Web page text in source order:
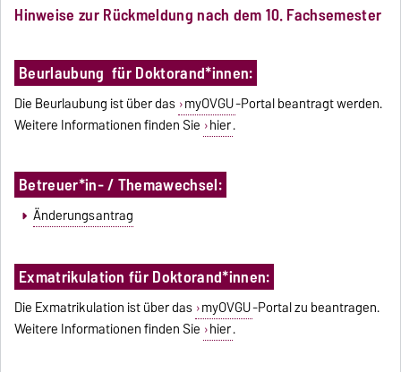
Hinweise zur Rückmeldung nach dem 10. Fachsemester
Beurlaubung für Doktorand*innen:
Die Beurlaubung ist über das myOVGU-Portal beantragt werden.
Weitere Informationen finden Sie hier.
Betreuer*in- / Themawechsel:
Änderungsantrag
Exmatrikulation für Doktorand*innen:
Die Exmatrikulation ist über das myOVGU-Portal zu beantragen.
Weitere Informationen finden Sie hier.